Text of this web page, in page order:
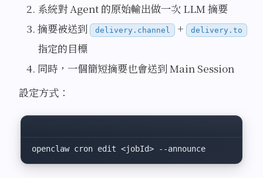
系統對 Agent 的原始輸出做一次 LLM 摘要
摘要被送到 delivery.channel + delivery.to
指定的目標
同時，一個簡短摘要也會送到 Main Session
設定方式：
openclaw cron edit <jobId> --announce